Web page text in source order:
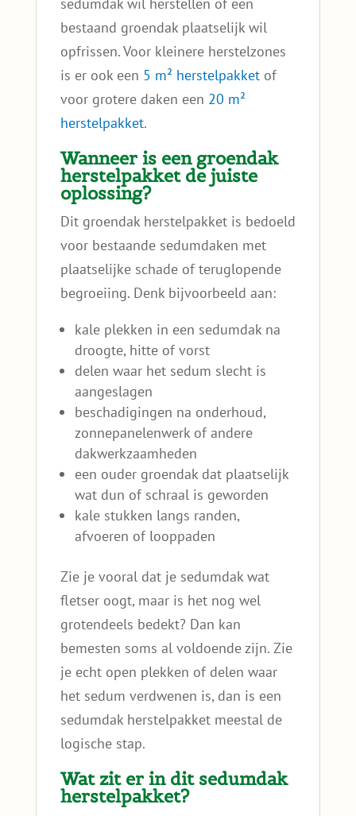
sedumdak wil herstellen of een
bestaand groendak plaatselijk wil
opfrissen. Voor kleinere herstelzones
is er ook een 5 m² herstelpakketof
voor grotere daken een 20 m²
herstelpakket.
Wanneer is een groendak
herstelpakket de juiste
oplossing?
Dit groendak herstelpakket is bedoeld
voor bestaande sedumdaken met
plaatselijke schade of teruglopende
begroeiing. Denk bijvoorbeeld aan:
kale plekken in een sedumdak na
droogte, hitte of vorst
delen waar het sedum slecht is
aangeslagen
beschadigingen na onderhoud,
zonnepanelenwerk of andere
dakwerkzaamheden
een ouder groendak dat plaatselijk
wat dun of schraal is geworden
kale stukken langs randen,
afvoeren of looppaden
Zie je vooral dat je sedumdak wat
fletser oogt, maar is het nog wel
grotendeels bedekt? Dan kan
bemesten soms al voldoende zijn. Zie
je echt open plekken of delen waar
het sedum verdwenen is, dan is een
sedumdak herstelpakket meestal de
logische stap.
Wat zit er in dit sedumdak
herstelpakket?